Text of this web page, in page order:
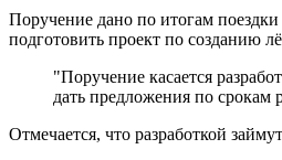
Поручение дано по итогам
подготовить проект по созданию
"Поручение касается
дать предложения по срокам
Отмечается, что разработкой